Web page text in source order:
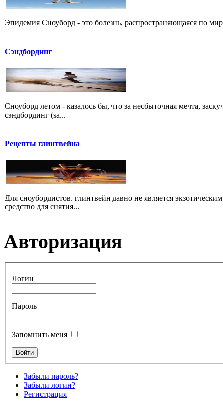
Эпидемия Сноуборд - это болезнь, распространяющаяся по
Сэндбординг
Сноуборд летом - казалось бы, что за несбыточная мечта,
сэндбординг (sa...
Рецепты глинтвейна
Для сноубордистов, глинтвейн давно не является
средство для снятия...
Авторизация
Логин
Пароль
Запомнить меня
Забыли пароль?
Забыли логин?
Регистрация